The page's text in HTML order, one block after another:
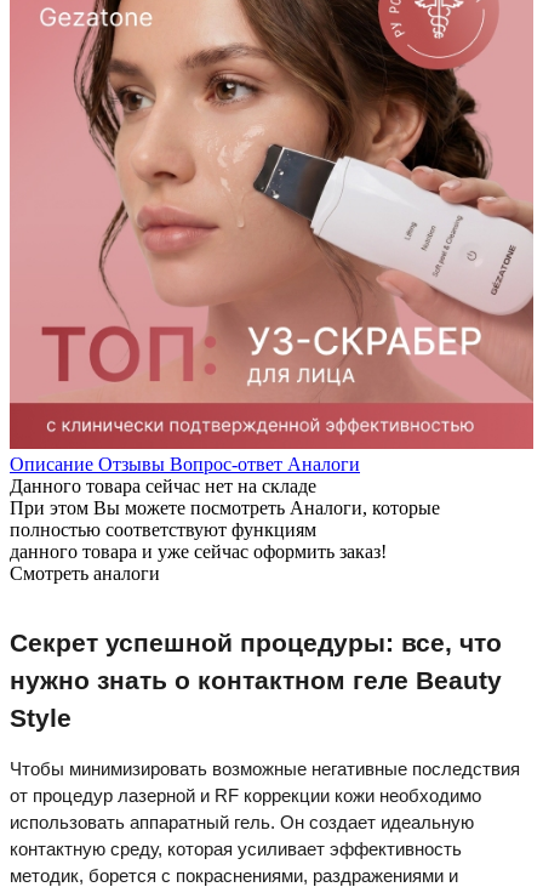
Описание Отзывы Вопрос-ответ Аналоги
Данного товара сейчас нет на складе
При этом Вы можете посмотреть Аналоги, которые
полностью соответствуют функциям
данного товара и уже сейчас оформить заказ!
Смотреть аналоги
Секрет успешной процедуры: все, что
нужно знать о контактном геле Beauty
Style
Чтобы минимизировать возможные негативные последствия
от процедур лазерной и RF коррекции кожи необходимо
использовать аппаратный гель. Он создает идеальную
контактную среду, которая усиливает эффективность
методик, борется с покраснениями, раздражениями и